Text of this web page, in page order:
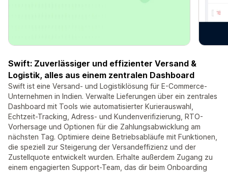
Swift: Zuverlässiger und effizienter Versand &
Logistik, alles aus einem zentralen Dashboard
Swift ist eine Versand- und Logistiklösung für E-Commerce-
Unternehmen in Indien. Verwalte Lieferungen über ein zentrales
Dashboard mit Tools wie automatisierter Kurierauswahl,
Echtzeit-Tracking, Adress- und Kundenverifizierung, RTO-
Vorhersage und Optionen für die Zahlungsabwicklung am
nächsten Tag. Optimiere deine Betriebsabläufe mit Funktionen,
die speziell zur Steigerung der Versandeffizienz und der
Zustellquote entwickelt wurden. Erhalte außerdem Zugang zu
einem engagierten Support-Team, das dir beim Onboarding